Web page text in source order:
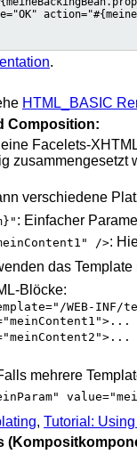
.
HTML_BASIC
Composition:
Facelets-
verschiedene
: Einfacher
/>:
das
Blöcke:
WEB-INF/
mehrere
, Tutorial: